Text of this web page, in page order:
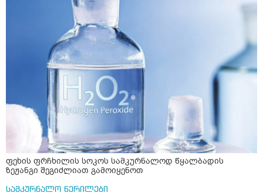
ფეხის ფრჩხილის სოკოს სამკურნალოდ წყალბადის
ზეჟანგი შეგიძლიათ გამოიყენოთ
სამკურნალო წერილები